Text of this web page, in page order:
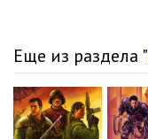
033
034
Еще из раздела "